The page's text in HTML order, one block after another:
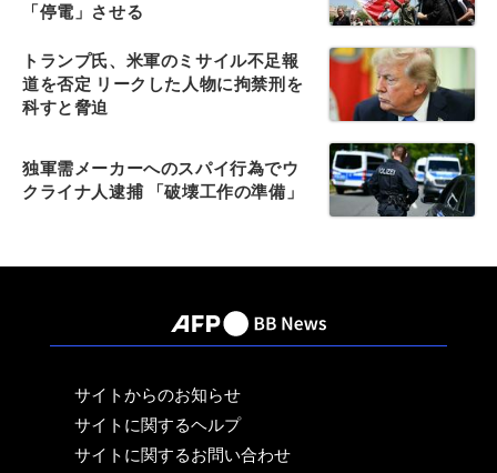
「停電」させる
トランプ氏、米軍のミサイル不足報
道を否定 リークした人物に拘禁刑を
科すと脅迫
独軍需メーカーへのスパイ行為でウ
クライナ人逮捕 「破壊工作の準備」
サイトからのお知らせ
サイトに関するヘルプ
サイトに関するお問い合わせ